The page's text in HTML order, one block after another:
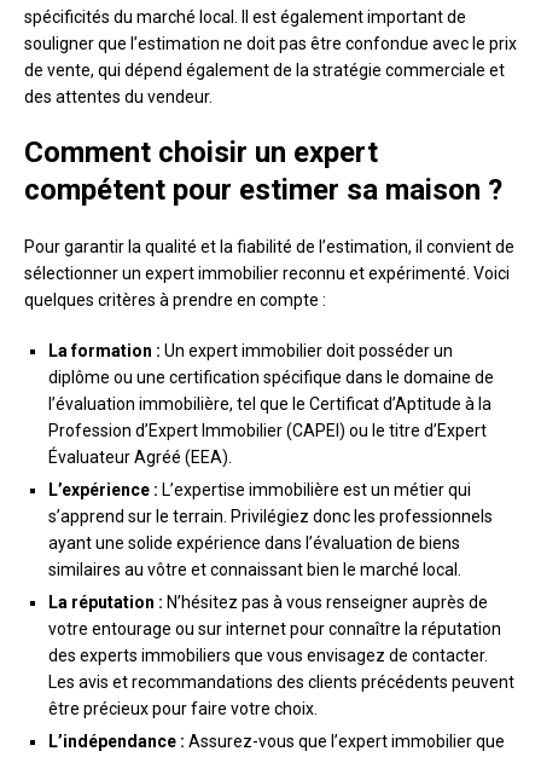
spécificités du marché local. Il est également important de
souligner que l’estimation ne doit pas être confondue avec le prix
de vente, qui dépend également de la stratégie commerciale et
des attentes du vendeur.
Comment choisir un expert
compétent pour estimer sa maison ?
Pour garantir la qualité et la fiabilité de l’estimation, il convient de
sélectionner un expert immobilier reconnu et expérimenté. Voici
quelques critères à prendre en compte :
La formation : Un expert immobilier doit posséder un
diplôme ou une certification spécifique dans le domaine de
l’évaluation immobilière, tel que le Certificat d’Aptitude à la
Profession d’Expert Immobilier (CAPEI) ou le titre d’Expert
Évaluateur Agréé (EEA).
L’expérience : L’expertise immobilière est un métier qui
s’apprend sur le terrain. Privilégiez donc les professionnels
ayant une solide expérience dans l’évaluation de biens
similaires au vôtre et connaissant bien le marché local.
La réputation : N’hésitez pas à vous renseigner auprès de
votre entourage ou sur internet pour connaître la réputation
des experts immobiliers que vous envisagez de contacter.
Les avis et recommandations des clients précédents peuvent
être précieux pour faire votre choix.
L’indépendance : Assurez-vous que l’expert immobilier que